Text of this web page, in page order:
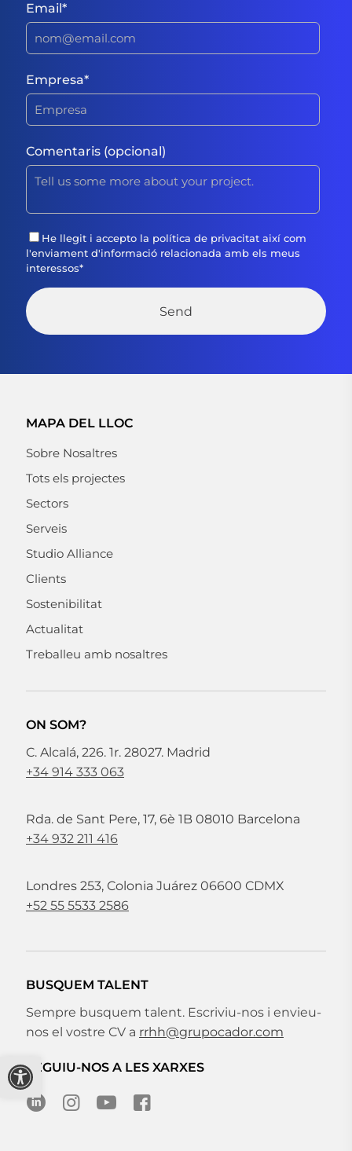
Obre la barra d'eines
Email*
Empresa*
Comentaris (opcional)
He llegit i accepto la política de privacitat així com
l'enviament d'informació relacionada amb els meus
interessos*
MAPA DEL LLOC
Sobre Nosaltres
Tots els projectes
Sectors
Serveis
Studio Alliance
Clients
Sostenibilitat
Actualitat
Treballeu amb nosaltres
ON SOM?
C. Alcalá, 226. 1r. 28027. Madrid
+34 914 333 063
Rda. de Sant Pere, 17, 6è 1B 08010 Barcelona
+34 932 211 416
Londres 253, Colonia Juárez 06600 CDMX
+52 55 5533 2586
BUSQUEM TALENT
Sempre busquem talent. Escriviu-nos i envieu-
nos el vostre CV a rrhh@grupocador.com
SEGUIU-NOS A LES XARXES